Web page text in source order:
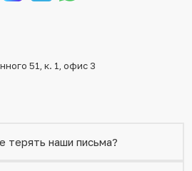
51, к. 1, офис 3
терять наши письма?